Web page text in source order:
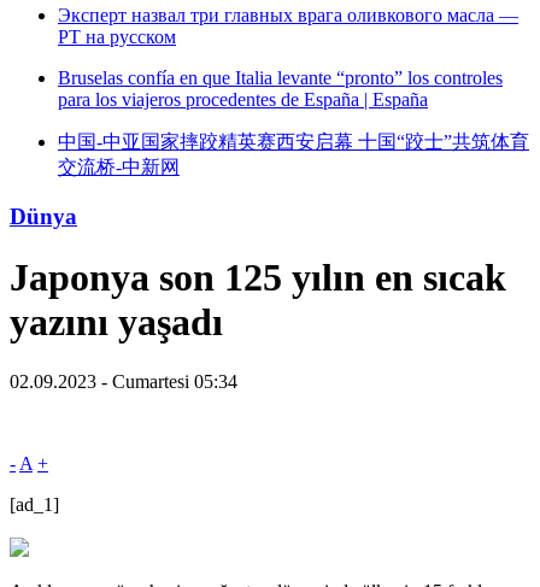
Эксперт назвал три главных врага оливкового масла —
РТ на русском
Bruselas confía en que Italia levante “pronto” los controles
para los viajeros procedentes de España | España
中国-中亚国家摔跤精英赛西安启幕 十国“跤士”共筑体育
交流桥-中新网
Dünya
Japonya son 125 yılın en sıcak
yazını yaşadı
02.09.2023 - Cumartesi 05:34
- A +
[ad_1]